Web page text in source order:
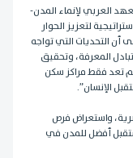
العربي لإنماء المدن-
لتعزيز الحوار
أن التحديات التي تواجه
المعرفة، وتحقيق
تعد فقط مراكز سكن
الإنسان”.
واستعراض فرص
أفضل للمدن في